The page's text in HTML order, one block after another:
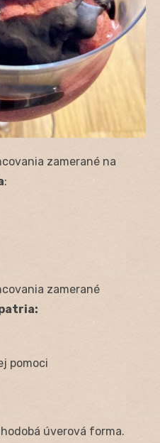
zamerané na
:
zamerané
pomoci
úverová forma.